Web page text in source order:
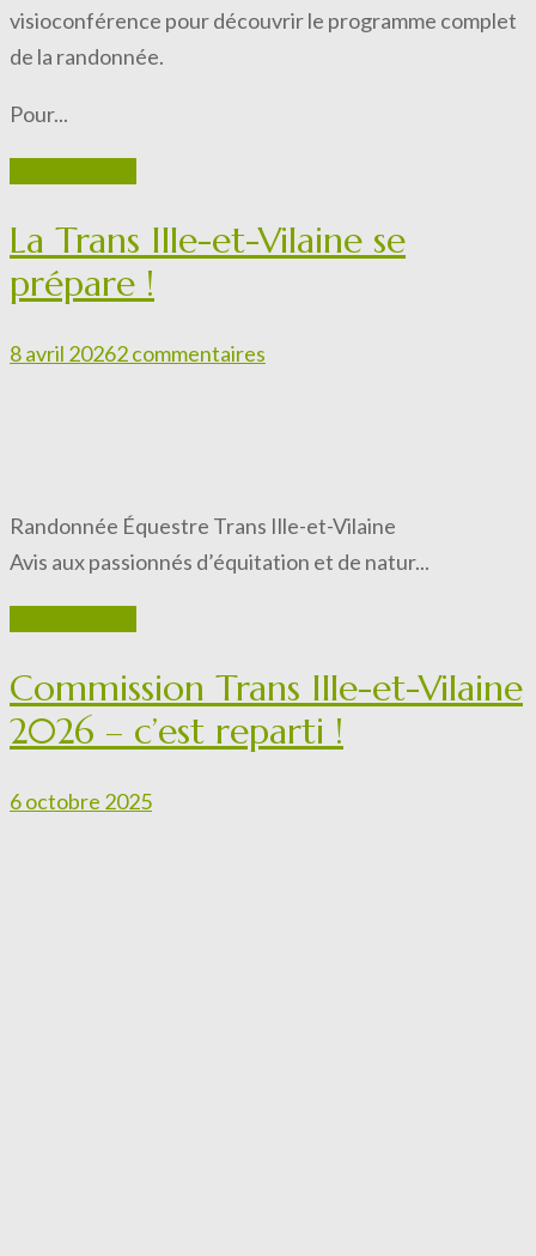
visioconférence pour découvrir le programme complet
de la randonnée.
Pour...
La Trans Ille-et-Vilaine se
prépare !
8 avril 20262 commentaires
Randonnée Équestre Trans Ille-et-Vilaine
Avis aux passionnés d’équitation et de natur...
Commission Trans Ille-et-Vilaine
2026 – c’est reparti !
6 octobre 2025